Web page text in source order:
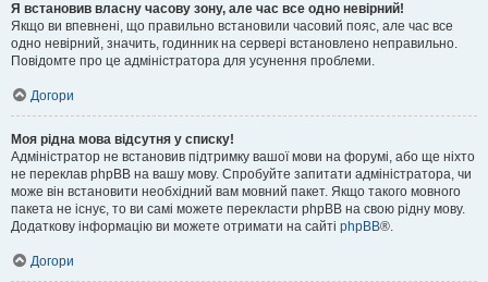
Я встановив власну часову зону, але час все одно невірний!
Якщо ви впевнені, що правильно встановили часовий пояс, але час все
одно невірний, значить, годинник на сервері встановлено неправильно.
Повідомте про це адміністратора для усунення проблеми.
Догори
Моя рідна мова відсутня у списку!
Адміністратор не встановив підтримку вашої мови на форумі, або ще ніхто
не переклав phpBB на вашу мову. Спробуйте запитати адміністратора, чи
може він встановити необхідний вам мовний пакет. Якщо такого мовного
пакета не існує, то ви самі можете перекласти phpBB на свою рідну мову.
Додаткову інформацію ви можете отримати на сайті phpBB®.
Догори